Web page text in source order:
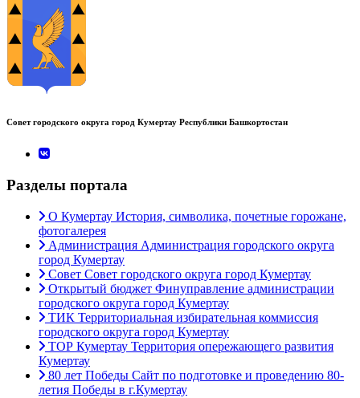
Совет городского округа город Кумертау Республики Башкортостан
Разделы портала
О Кумертау История, символика, почетные горожане,
фотогалерея
Администрация Администрация городского округа
город Кумертау
Совет Совет городского округа город Кумертау
Открытый бюджет Финуправление администрации
городского округа город Кумертау
ТИК Территориальная избирательная коммиссия
городского округа город Кумертау
ТОР Кумертау Территория опережающего развития
Кумертау
80 лет Победы Сайт по подготовке и проведению 80-
летия Победы в г.Кумертау